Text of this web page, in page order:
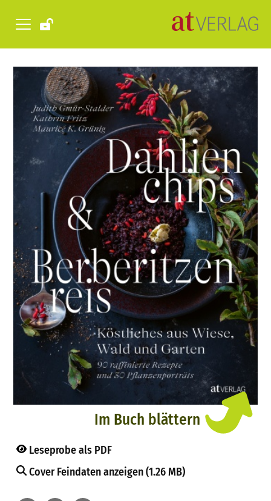
Im Buch blättern
Leseprobe als PDF
Cover Feindaten anzeigen (1.26 MB)